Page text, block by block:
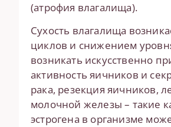
(атрофия влагалища).
Сухость влагалища
циклов и снижением
возникать искусственно
активность яичников и
рака, резекция яичников,
молочной железы – такие
эстрогена в организме